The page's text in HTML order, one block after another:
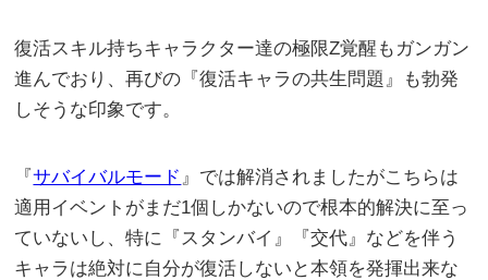
復活スキル持ちキャラクター達の極限Z覚醒もガンガン
進んでおり、再びの『復活キャラの共生問題』も勃発
しそうな印象です。
『サバイバルモード 』では解消されましたがこちらは
適用イベントがまだ1個しかないので根本的解決に至っ
ていないし、特に『スタンバイ』『交代』などを伴う
キャラは絶対に自分が復活しないと本領を発揮出来な